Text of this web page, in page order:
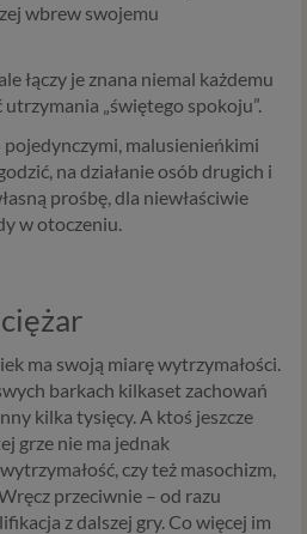
wbrew swojemu
łączy je znana niemal każdemu
„świętego spokoju”.
malusienieńkimi
na działanie osób drugich i
prośbę, dla niewłaściwie
w otoczeniu.
ma swoją miarę wytrzymałości.
barkach kilkaset zachowań
kilka tysięcy. A ktoś jeszcze
grze nie ma jednak
czy też masochizm,
przeciwnie – od razu
z dalszej gry. Co więcej im